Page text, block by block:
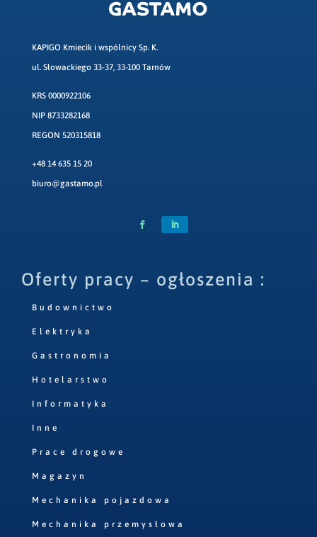
KAPIGO Kmiecik i wspólnicy Sp. K.
ul. Słowackiego 33-37, 33-100 Tarnów
KRS 0000922106
NIP 8733282168
REGON 520315818
+48 14 635 15 20
biuro@gastamo.pl
Oferty pracy – ogłoszenia :
Budownictwo
Elektryka
Gastronomia
Hotelarstwo
Informatyka
Inne
Prace drogowe
Magazyn
Mechanika pojazdowa
Mechanika przemysłowa